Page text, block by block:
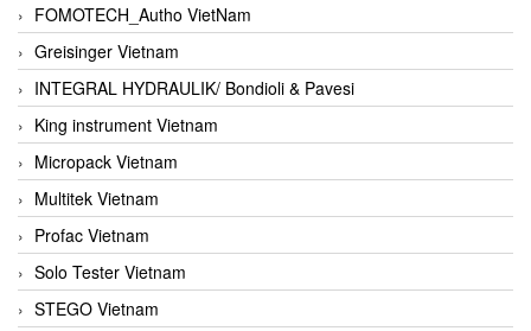
FOMOTECH_Autho VietNam
Greisinger Vietnam
INTEGRAL HYDRAULIK/ Bondioli & Pavesi
King instrument Vietnam
Micropack Vietnam
Multitek Vietnam
Profac Vietnam
Solo Tester Vietnam
STEGO Vietnam